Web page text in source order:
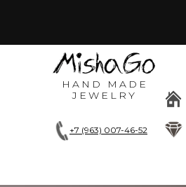
HAND MADE
JEWELRY
+7 (963) 007-46-52